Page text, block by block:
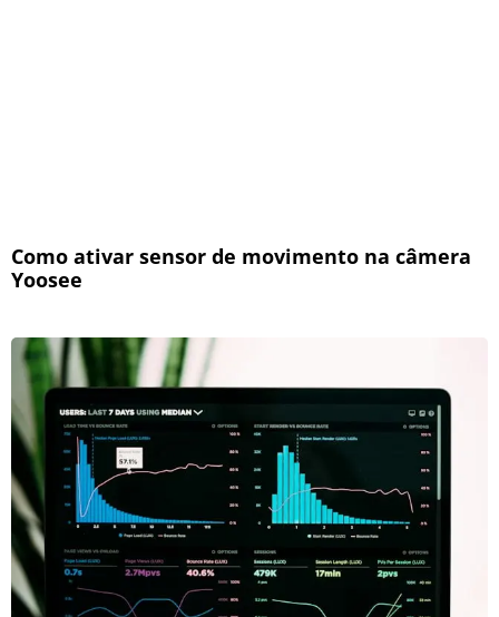
Como ativar sensor de movimento na câmera
Yoosee